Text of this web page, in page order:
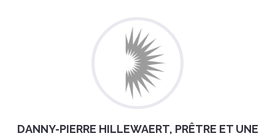
DANNY-PIERRE HILLEWAERT, PRÊTRE ET UNE